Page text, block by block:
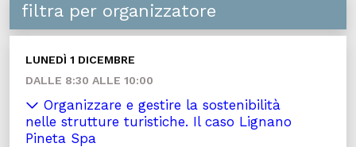
filtra per organizzatore
LUNEDÌ 1 DICEMBRE
DALLE 8:30 ALLE 10:00
Organizzare e gestire la sostenibilità
nelle strutture turistiche. Il caso Lignano
Pineta Spa